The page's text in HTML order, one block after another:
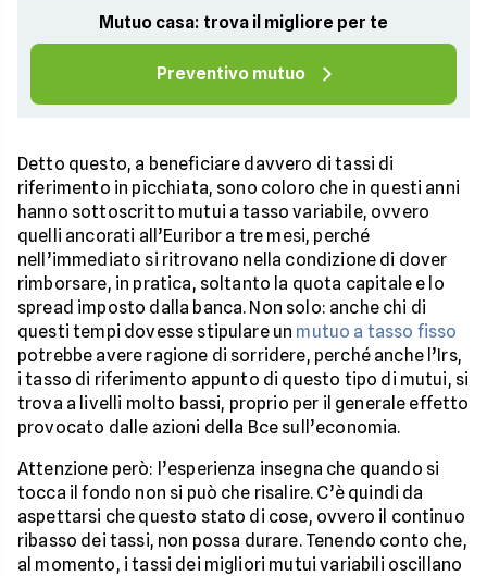
Mutuo casa: trova il migliore per te
Preventivo mutuo
Detto questo, a beneficiare davvero di tassi di
riferimento in picchiata, sono coloro che in questi anni
hanno sottoscritto mutui a tasso variabile, ovvero
quelli ancorati all’Euribor a tre mesi, perché
nell’immediato si ritrovano nella condizione di dover
rimborsare, in pratica, soltanto la quota capitale e lo
spread imposto dalla banca. Non solo: anche chi di
questi tempi dovesse stipulare un mutuo a tasso fisso
potrebbe avere ragione di sorridere, perché anche l’Irs,
i tasso di riferimento appunto di questo tipo di mutui, si
trova a livelli molto bassi, proprio per il generale effetto
provocato dalle azioni della Bce sull’economia.
Attenzione però: l’esperienza insegna che quando si
tocca il fondo non si può che risalire. C’è quindi da
aspettarsi che questo stato di cose, ovvero il continuo
ribasso dei tassi, non possa durare. Tenendo conto che,
al momento, i tassi dei migliori mutui variabili oscillano